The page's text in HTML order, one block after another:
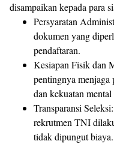
disampaikan kepada para
​Persyaratan
dokumen yang
pendaftaran.
​Kesiapan Fisik dan
pentingnya menjaga
dan kekuatan
​Transparansi
rekrutmen TNI
tidak dipungut biaya.